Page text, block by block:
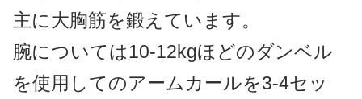
主に大胸筋を鍛えています。
腕については10-12kgほどのダンベル
を使用してのアームカールを3-4セッ